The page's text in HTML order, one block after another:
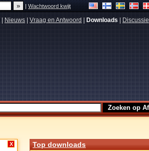
|Wachtwoord kwijt
Nieuws Vraag en Antwoord Downloads Discussie
X Top downloads